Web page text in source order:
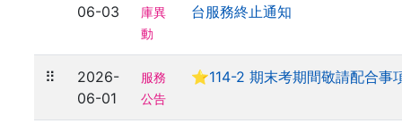
06-03
庫異
動
台服務終止通知
⠿
2026-
06-01
服務
公告
⭐114-2 期末考期間敬請配合事